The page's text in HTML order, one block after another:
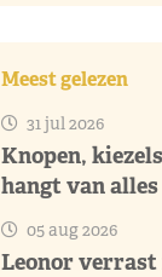
Meest gelezen
31 jul 2026
Knopen,
hangt van
05 aug 2026
Leonor verrast